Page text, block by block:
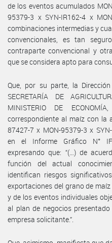
de los eventos acumulados
95379-3 x SYN-IR162-4 x
combinaciones intermedias y
convencionales, es tan
contraparte convencional y
que se considera apto para
Que, por su parte, la
SECRETARÍA DE
MINISTERIO DE
correspondiente al maíz con la
87427-7 x MON-95379-3 x
en el Informe Gráfico N° IF-
expresando que: “(…) de
función del actual
identifican riesgos
exportaciones del grano de
y de los eventos individuales
al plan de negocios
empresa solicitante.”.